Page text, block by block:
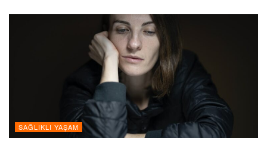
SAĞLIKLI YAŞAM